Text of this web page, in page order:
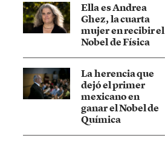
Ella es Andrea
Ghez, la cuarta
mujer en recibir el
Nobel de Física
La herencia que
dejó el primer
mexicano en
ganar el Nobel de
Química